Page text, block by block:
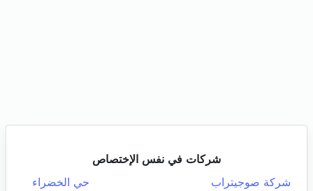
شركات في نفس الإختصاص
شركة صوجيتراب
حي الخضراء